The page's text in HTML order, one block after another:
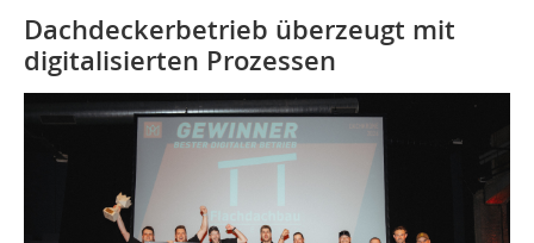
Dachdeckerbetrieb überzeugt mit
digitalisierten ­Prozessen